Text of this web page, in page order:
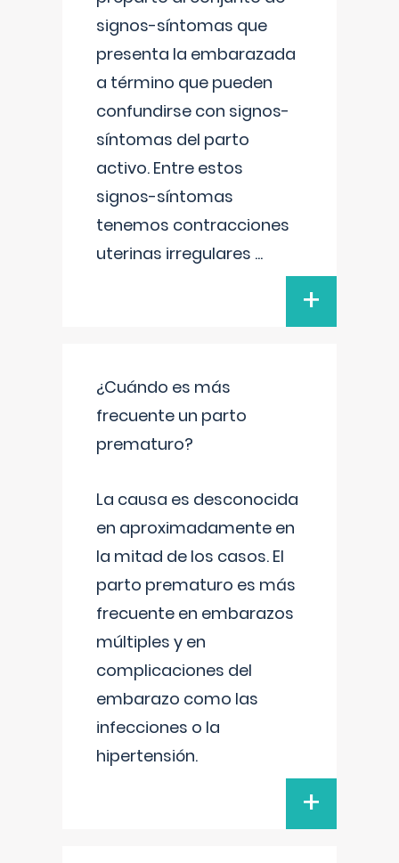
signos-síntomas que
presenta la embarazada
a término que pueden
confundirse con signos-
síntomas del parto
activo. Entre estos
signos-síntomas
tenemos contracciones
uterinas irregulares ...
+
¿Cuándo es más
frecuente un parto
prematuro?
La causa es desconocida
en aproximadamente en
la mitad de los casos. El
parto prematuro es más
frecuente en embarazos
múltiples y en
complicaciones del
embarazo como las
infecciones o la
hipertensión.
+